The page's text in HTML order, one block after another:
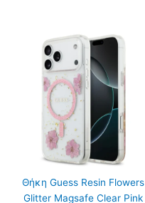
Θήκη Guess Resin Flowers
Glitter Magsafe Clear Pink